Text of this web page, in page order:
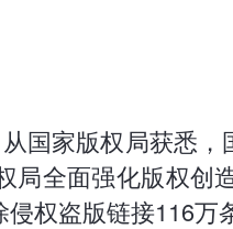
国家版权局获悉
局全面强化版权
权盗版链接116万